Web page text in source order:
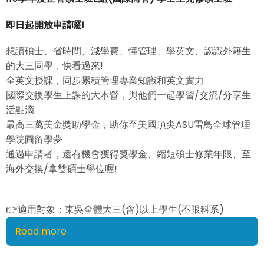
即日起開放申請囉!
想讀碩士、省時間、減學費、懂管理、學英文、認識外籍生
的大三同學，快看過來!
全英文授課，同步累積管理專業知識和英文實力
國際交換學生上課的大本營，與他們一起學習/交流/分享生
活點滴
最高三萬美金獎助學金，助你至美國頂尖ASU雷鳥全球管理
學院圓留學夢
通過申請者，還有機會獲得獎學金、縮短碩士修業年限、至
海外交換/拿雙碩士學位喔!
👉適用對象：東吳全體大三(含)以上學生(不限科系)
Read more
115